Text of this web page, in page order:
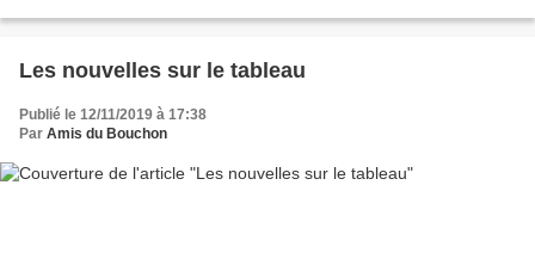
Les nouvelles sur le tableau
Publié le 12/11/2019 à 17:38
Par Amis du Bouchon